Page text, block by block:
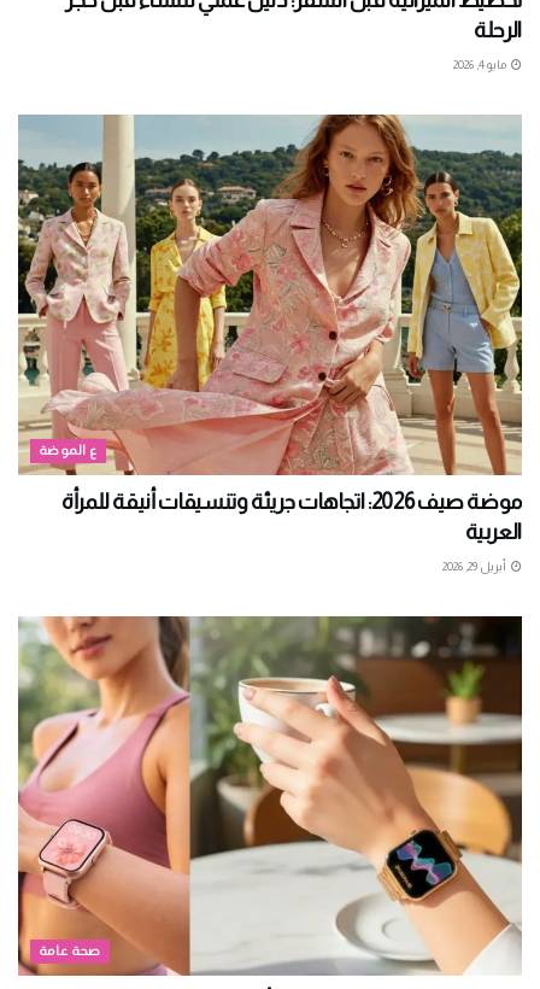
الرحلة
مايو 4, 2026
ع الموضة
موضة صيف 2026: اتجاهات جريئة وتنسيقات أنيقة للمرأة
العربية
أبريل 29, 2026
صحة عامة